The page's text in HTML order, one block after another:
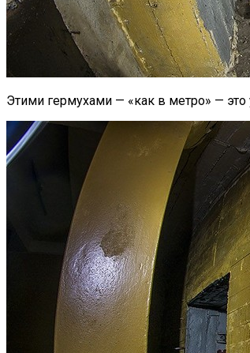
Этими гермухами — «как в метро» —